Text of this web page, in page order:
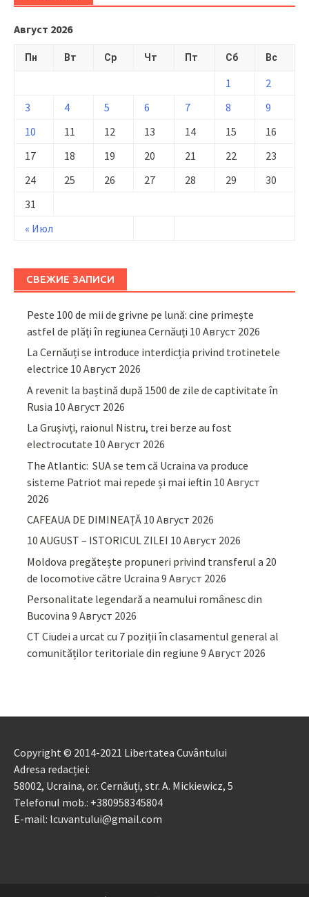
Август 2026
Пн Вт Ср Чт Пт Сб Вс
« Июл
1
2
3
4 5 6 7 8
9
10
11 12 13 14 15
16
17
18 19 20 21 22
23
24
25 26 27 28 29
30
31
СВЕЖИЕ ЗАПИСИ
Peste 100 de mii de grivne pe lună: cine primește
astfel de plăți în regiunea Cernăuți 10 Август 2026
La Cernăuți se introduce interdicția privind trotinetele
electrice 10 Август 2026
A revenit la baștină după 1500 de zile de captivitate în
Rusia 10 Август 2026
La Grușivți, raionul Nistru, trei berze au fost
electrocutate 10 Август 2026
The Atlantic: SUA se tem că Ucraina va produce
sisteme Patriot mai repede și mai ieftin 10 Август
2026
CAFEAUA DE DIMINEAȚĂ 10 Август 2026
10 AUGUST – ISTORICUL ZILEI 10 Август 2026
Moldova pregătește propuneri privind transferul a 20
de locomotive către Ucraina 9 Август 2026
Personalitate legendară a neamului românesc din
Bucovina 9 Август 2026
CT Ciudei a urcat cu 7 poziții în clasamentul general al
comunităților teritoriale din regiune 9 Август 2026
Copyright © 2014-2021 Libertatea Cuvântului
Adresa redacției:
58002, Ucraina, or. Cernăuți, str. A. Mickiewicz, 5
Telefonul mob.: +380958345804
E-mail: lcuvantului@gmail.com